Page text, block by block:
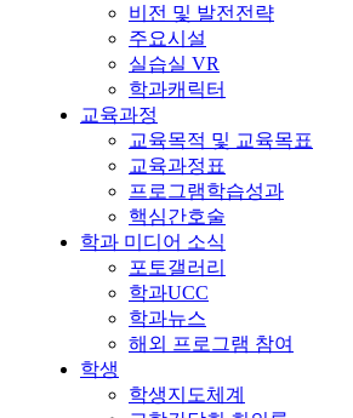
비전 및 발전전략
주요시설
실습실 VR
학과캐릭터
교육과정
교육목적 및 교육목표
교육과정표
프로그램학습성과
핵심간호술
학과 미디어 소식
포토갤러리
학과UCC
학과뉴스
해외 프로그램 참여
학생
학생지도체계